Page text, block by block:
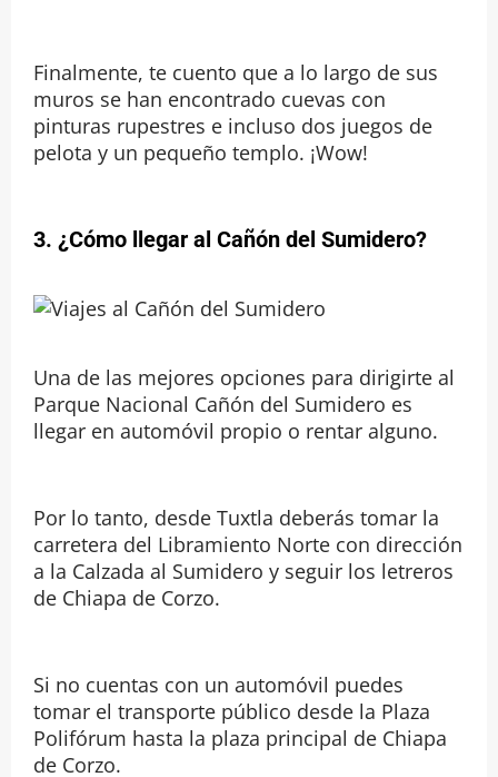
Finalmente, te cuento que a lo largo de sus
muros se han encontrado cuevas con
pinturas rupestres e incluso dos juegos de
pelota y un pequeño templo. ¡Wow!
3. ¿Cómo llegar al Cañón del Sumidero?
Una de las mejores opciones para dirigirte al
Parque Nacional Cañón del Sumidero es
llegar en automóvil propio o rentar alguno.
Por lo tanto, desde Tuxtla deberás tomar la
carretera del Libramiento Norte con dirección
a la Calzada al Sumidero y seguir los letreros
de Chiapa de Corzo.
Si no cuentas con un automóvil puedes
tomar el transporte público desde la Plaza
Polifórum hasta la plaza principal de Chiapa
de Corzo.